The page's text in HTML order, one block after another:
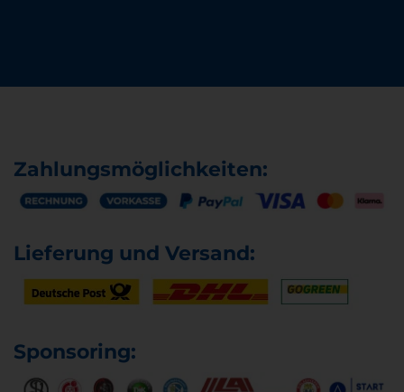
Zahlungsmöglichkeiten:
Lieferung und Versand:
Sponsoring: